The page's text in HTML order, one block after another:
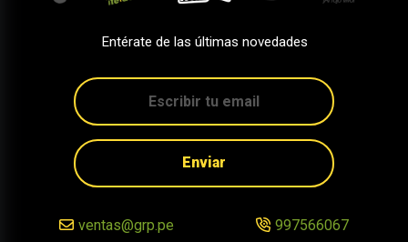
Entérate de las últimas novedades
Enviar
ventas@grp.pe 997566067